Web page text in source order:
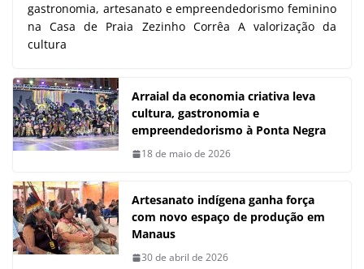
gastronomia, artesanato e empreendedorismo feminino
na Casa de Praia Zezinho Corrêa A valorização da
cultura
Arraial da economia criativa leva
cultura, gastronomia e
empreendedorismo à Ponta Negra
18 de maio de 2026
Artesanato indígena ganha força
com novo espaço de produção em
Manaus
30 de abril de 2026